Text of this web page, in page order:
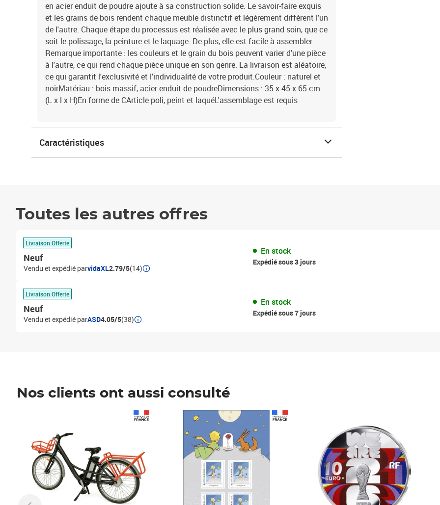
en acier enduit de poudre ajoute à sa construction solide. Le savoir-faire exquis
et les grains de bois rendent chaque meuble distinctif et légèrement différent l'un
de l'autre. Chaque étape du processus est réalisée avec le plus grand soin, que ce
soit le polissage, la peinture et le laquage. De plus, elle est facile à assembler.
Remarque importante : les couleurs et le grain du bois peuvent varier d'une pièce
à l'autre, ce qui rend chaque pièce unique en son genre. La livraison est aléatoire,
ce qui garantit l'exclusivité et l'individualité de votre produit.Couleur : naturel et
noirMatériau : bois massif, acier enduit de poudreDimensions : 35 x 45 x 65 cm
(L x l x H)En forme de CArticle poli, peint et laquéL'assemblage est requis
Caractéristiques
Toutes les autres offres
Livraison Offerte
Neuf
Vendu et expédié parvidaXL2.79/5(14)
En stock
Expédié sous 3 jours
Livraison Offerte
Neuf
Vendu et expédié parASD4.05/5(38)
En stock
Expédié sous 7 jours
Nos clients ont aussi consulté
Prix 7,50€